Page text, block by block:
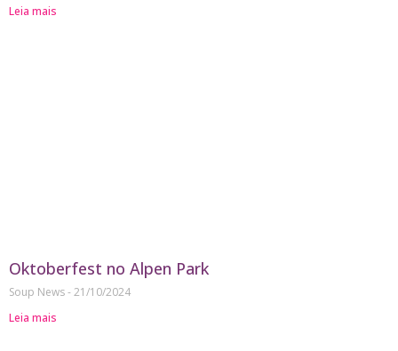
Leia mais
Oktoberfest no Alpen Park
Soup News 21/10/2024
Leia mais